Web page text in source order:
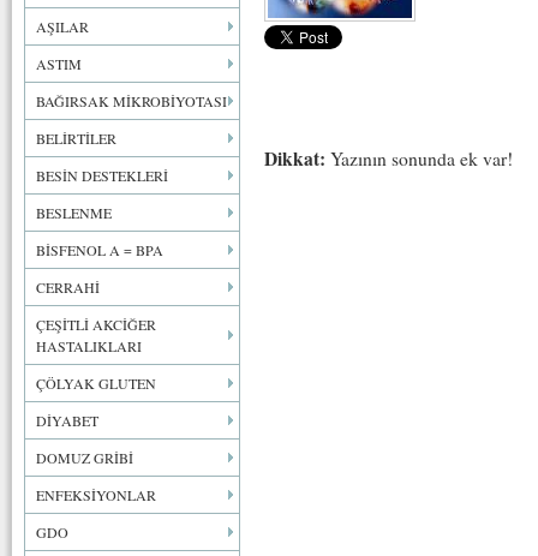
AŞILAR
ASTIM
BAĞIRSAK MİKROBİYOTASI
BELİRTİLER
BESİN DESTEKLERİ
BESLENME
BİSFENOL A = BPA
CERRAHİ
ÇEŞİTLİ AKCİĞER
HASTALIKLARI
ÇÖLYAK GLUTEN
DİYABET
DOMUZ GRİBİ
ENFEKSİYONLAR
GDO
Dikkat: Yazının sonunda ek var!